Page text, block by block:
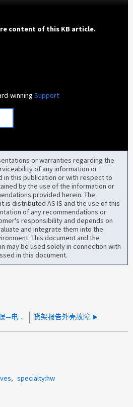
content of this KB article.
winningSupport
or warranties regarding the
of any information or
in this publication or with respect to
by the use of the information or
provided herein. The
is distributed AS IS and the use of this
of any recommendations or
responsibility and depends on
and integrate them into the
This document and the
may be used solely in connection with
in this document.
磁盘架编号xx错误—电压传感器安装的元素列表错误为1和2或3和4 货架报告外壳故障
specialty:hw